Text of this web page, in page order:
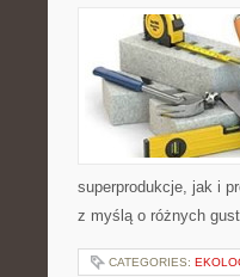
superprodukcje, jak i
z myślą o różnych
CATEGORIES: